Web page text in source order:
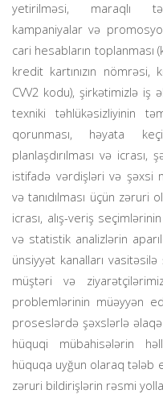
yetirilməsi, maraqlı
kampaniyalar və
cari hesabların toplanması
kredit kartınızın nömrəsi,
CVV2 kodu), şirkətimizlə iş
texniki təhlükəsizliyinin
qorunması, həyata
planlaşdırılması və
istifadə vərdişləri və şəxsi
və tanıdılması üçün zəruri
icrası, alış-veriş
və statistik analizlərin
ünsiyyət kanalları
müştəri və
problemlərinin müəyyən
proseslərdə şəxslərlə əlaqə
hüquqi mübahisələrin
hüquqa uyğun olaraq tələb
zəruri bildirişlərin rəsmi